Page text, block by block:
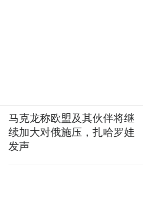
马克龙称欧盟及其伙伴将继
续加大对俄施压，扎哈罗娃
发声